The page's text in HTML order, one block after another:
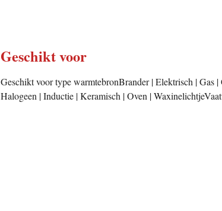
Geschikt voor
Geschikt voor type warmtebronBrander | Elektrisch | Gas
Halogeen | Inductie | Keramisch | Oven | Waxinelichtje